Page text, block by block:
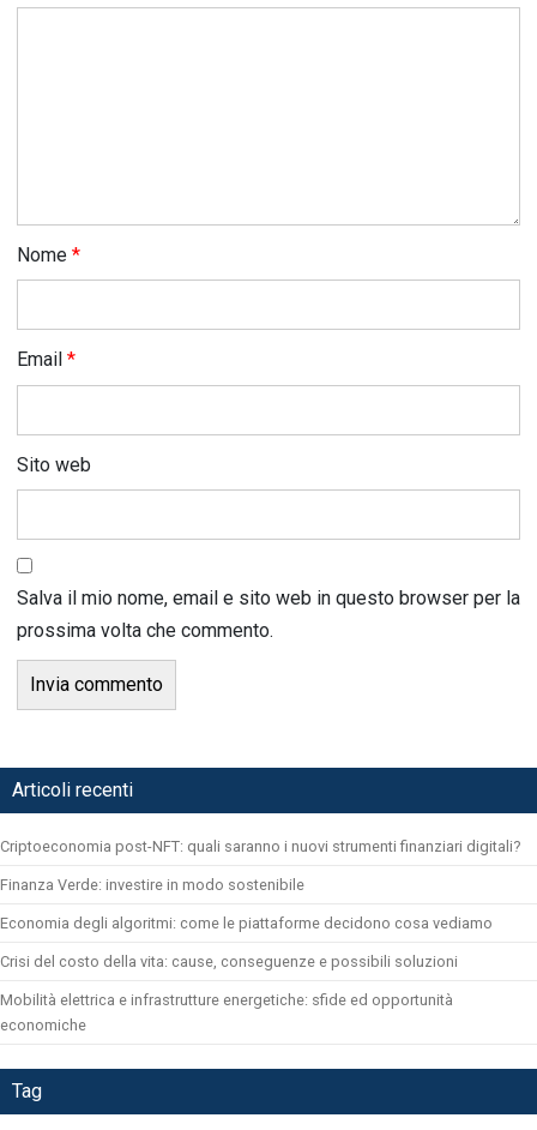
Nome *
Email *
Sito web
Salva il mio nome, email e sito web in questo browser per la
prossima volta che commento.
Articoli recenti
Criptoeconomia post-NFT: quali saranno i nuovi strumenti finanziari digitali?
Finanza Verde: investire in modo sostenibile
Economia degli algoritmi: come le piattaforme decidono cosa vediamo
Crisi del costo della vita: cause, conseguenze e possibili soluzioni
Mobilità elettrica e infrastrutture energetiche: sfide ed opportunità
economiche
Tag